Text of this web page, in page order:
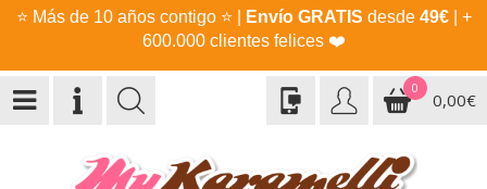
⭐ Más de 10 años contigo ⭐ Envío GRATIS desde 49€| +
600.000 clientes felices ❤️
0
0,00€